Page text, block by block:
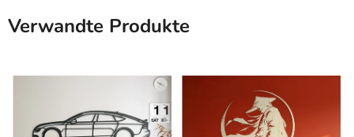
Verwandte Produkte